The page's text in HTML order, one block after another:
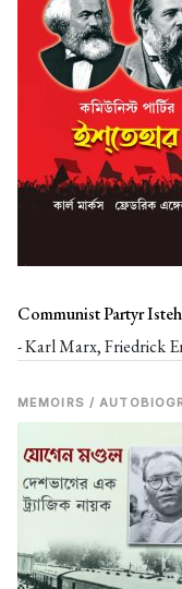
Communist Partyr
- Karl Marx, Friedrick
MEMOIRS /